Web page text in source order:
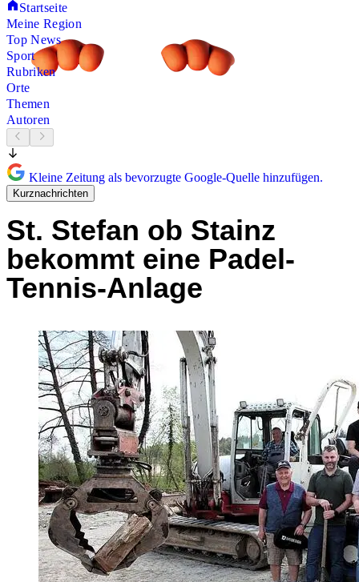
Startseite
Meine Region
Top News
Sport
Rubriken
Orte
Themen
Autoren
Kleine Zeitung als bevorzugte Google-Quelle hinzufügen.
Kurznachrichten
St. Stefan ob Stainz
bekommt eine Padel-
Tennis-Anlage